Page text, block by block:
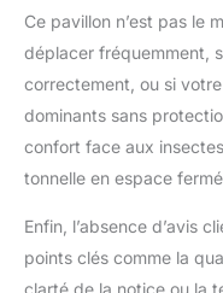
Ce pavillon n’est pas le
déplacer fréquemment,
correctement, ou si
dominants sans
confort face aux
tonnelle en espace
Enfin, l’absence d’avis
points clés comme la
clarté de la notice ou la